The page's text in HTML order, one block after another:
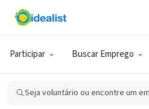
Participar Buscar Emprego
Seja voluntário ou encontre um
ONG (SETOR SOCIAL)
Conciencia
Latinoamericana
Caracas, XA, Venezuela|